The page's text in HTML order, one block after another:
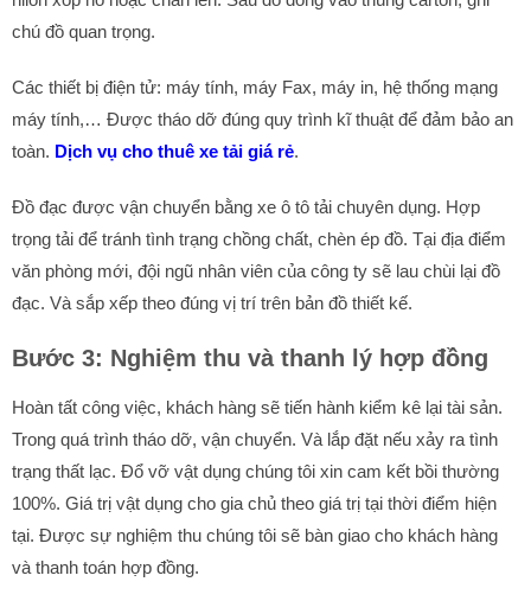
chú đồ quan trọng.
Các thiết bị điện tử: máy tính, máy Fax, máy in, hệ thống mạng
máy tính,… Được tháo dỡ đúng quy trình kĩ thuật để đảm bảo an
toàn. Dịch vụ cho thuê xe tải giá rẻ.
Đồ đạc được vận chuyển bằng xe ô tô tải chuyên dụng. Hợp
trọng tải để tránh tình trạng chồng chất, chèn ép đồ. Tại địa điểm
văn phòng mới, đội ngũ nhân viên của công ty sẽ lau chùi lại đồ
đạc. Và sắp xếp theo đúng vị trí trên bản đồ thiết kế.
Bước 3: Nghiệm thu và thanh lý hợp đồng
Hoàn tất công việc, khách hàng sẽ tiến hành kiểm kê lại tài sản.
Trong quá trình tháo dỡ, vận chuyển. Và lắp đặt nếu xảy ra tình
trạng thất lạc. Đổ vỡ vật dụng chúng tôi xin cam kết bồi thường
100%. Giá trị vật dụng cho gia chủ theo giá trị tại thời điểm hiện
tại. Được sự nghiệm thu chúng tôi sẽ bàn giao cho khách hàng
và thanh toán hợp đồng.